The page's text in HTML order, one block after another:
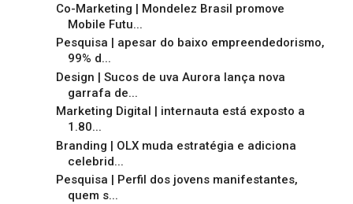
Co-Marketing | Mondelez Brasil promove
Mobile Futu...
Pesquisa | apesar do baixo empreendedorismo,
99% d...
Design | Sucos de uva Aurora lança nova
garrafa de...
Marketing Digital | internauta está exposto a
1.80...
Branding | OLX muda estratégia e adiciona
celebrid...
Pesquisa | Perfil dos jovens manifestantes,
quem s...